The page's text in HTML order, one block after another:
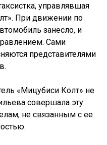
управлявшая
При движении по
занесло, и
Сами
представителями
«Мицубиси Колт» не
совершала эту
не связанным с ее